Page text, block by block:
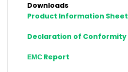
Downloads
Product Information Sheet
Declaration of Conformity
ЕМС Report